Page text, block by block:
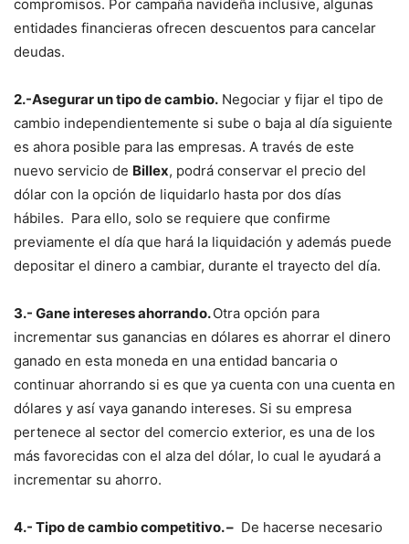
compromisos. Por campaña navideña inclusive, algunas
entidades financieras ofrecen descuentos para cancelar
deudas.
2.-Asegurar un tipo de cambio. Negociar y fijar el tipo de
cambio independientemente si sube o baja al día siguiente
es ahora posible para las empresas. A través de este
nuevo servicio de Billex, podrá conservar el precio del
dólar con la opción de liquidarlo hasta por dos días
hábiles. Para ello, solo se requiere que confirme
previamente el día que hará la liquidación y además puede
depositar el dinero a cambiar, durante el trayecto del día.
3.- Gane intereses ahorrando.Otra opción para
incrementar sus ganancias en dólares es ahorrar el dinero
ganado en esta moneda en una entidad bancaria o
continuar ahorrando si es que ya cuenta con una cuenta en
dólares y así vaya ganando intereses. Si su empresa
pertenece al sector del comercio exterior, es una de los
más favorecidas con el alza del dólar, lo cual le ayudará a
incrementar su ahorro.
4.- Tipo de cambio competitivo. – De hacerse necesario